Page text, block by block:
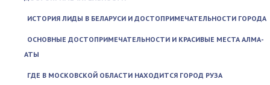
ИСТОРИЯ ЛИДЫ В БЕЛАРУСИ И ДОСТОПРИМЕЧАТЕЛЬНОСТИ ГОРОДА
ОСНОВНЫЕ ДОСТОПРИМЕЧАТЕЛЬНОСТИ И КРАСИВЫЕ МЕСТА АЛМА-
АТЫ
ГДЕ В МОСКОВСКОЙ ОБЛАСТИ НАХОДИТСЯ ГОРОД РУЗА